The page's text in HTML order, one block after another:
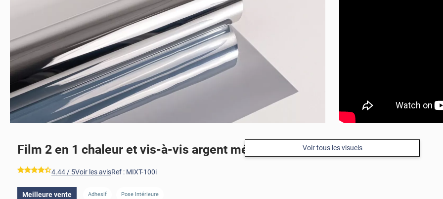
Voir tous les visuels
Film 2 en 1 chaleur et vis-à-vis argent métallisé
*****
4.44 / 5Voir les avisRef : MIXT-100i
Meilleure vente Adhesif Pose Intérieure